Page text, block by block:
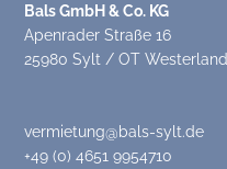
Bals GmbH & Co. KG
Apenrader Straße 16
25980 Sylt / OT Westerland
vermietung@bals-sylt.de
+49 (0) 4651 9954710